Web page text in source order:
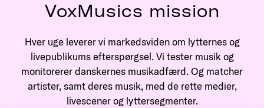
VoxMusics mission
Hver uge leverer vi markedsviden om lytternes og
livepublikums efterspørgsel. Vi tester musik og
monitorerer danskernes musikadfærd. Og matcher
artister, samt deres musik, med de rette medier,
livescener og lyttersegmenter.